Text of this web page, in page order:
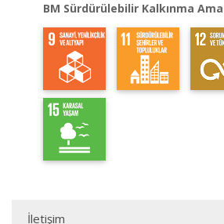
BM Sürdürülebilir Kalkınma
İletişim